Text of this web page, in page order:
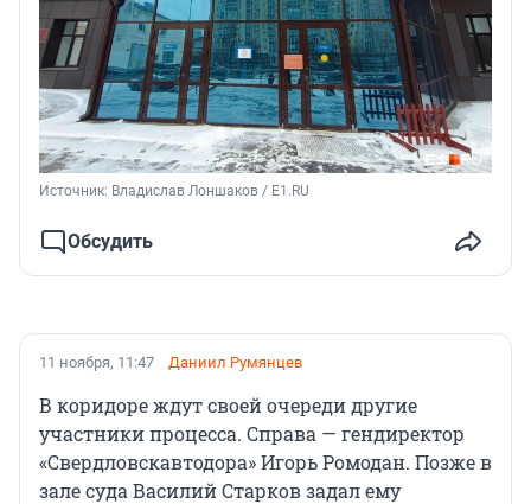
Источник: Владислав Лоншаков / E1.RU
Обсудить
11 ноября, 11:47 Даниил Румянцев
В коридоре ждут своей очереди другие
участники процесса. Справа — гендиректор
«Свердловскавтодора» Игорь Ромодан. Позже в
зале суда Василий Старков задал ему